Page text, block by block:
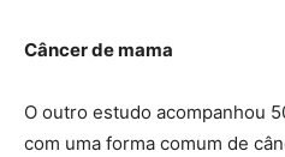
Câncer de mama
O outro estudo acompanhou
com uma forma comum de